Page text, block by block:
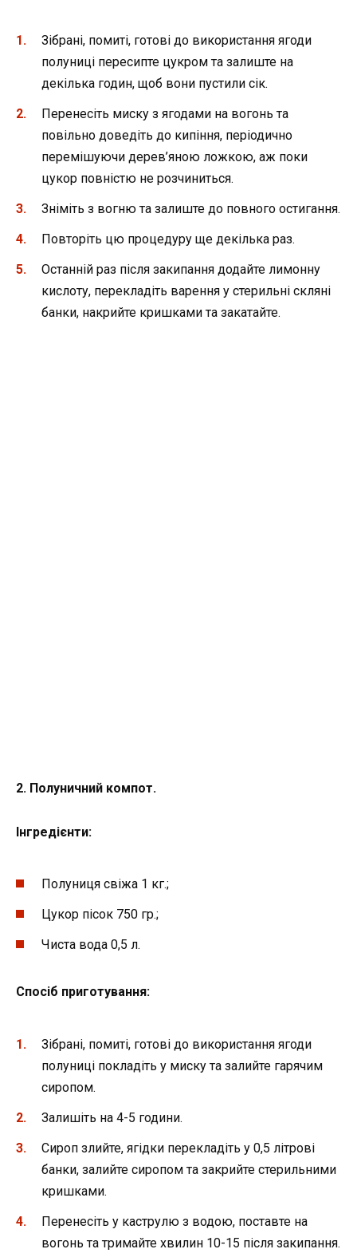
Зібрані, помиті, готові до використання ягоди
полуниці пересипте цукром та залиште на
декілька годин, щоб вони пустили сік.
Перенесіть миску з ягодами на вогонь та
повільно доведіть до кипіння, періодично
перемішуючи дерев’яною ложкою, аж поки
цукор повністю не розчиниться.
Зніміть з вогню та залиште до повного остигання.
Повторіть цю процедуру ще декілька раз.
Останній раз після закипання додайте лимонну
кислоту, перекладіть варення у стерильні скляні
банки, накрийте кришками та закатайте.
2. Полуничний компот.
Інгредієнти:
Полуниця свіжа 1 кг.;
Цукор пісок 750 гр.;
Чиста вода 0,5 л.
Спосіб приготування:
Зібрані, помиті, готові до використання ягоди
полуниці покладіть у миску та залийте гарячим
сиропом.
Залишіть на 4-5 години.
Сироп злийте, ягідки перекладіть у 0,5 літрові
банки, залийте сиропом та закрийте стерильними
кришками.
Перенесіть у каструлю з водою, поставте на
вогонь та тримайте хвилин 10-15 після закипання.